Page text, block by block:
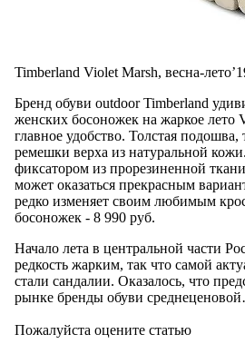
Timberland Violet Marsh, весна-
Бренд обуви outdoor Timberland
женских босоножек на жаркое лето
главное удобство. Толстая подошва,
ремешки верха из натуральной
фиксатором из прорезиненной
может оказаться прекрасным
редко изменяет своим любимым
босоножек - 8 990 руб.
Начало лета в центральной части
редкость жарким, так что самой
стали сандалии. Оказалось, что
рынке бренды обуви
Пожалуйста оцените статью